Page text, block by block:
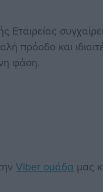
πρόοδο και
φάση.
Viber ομάδα μας